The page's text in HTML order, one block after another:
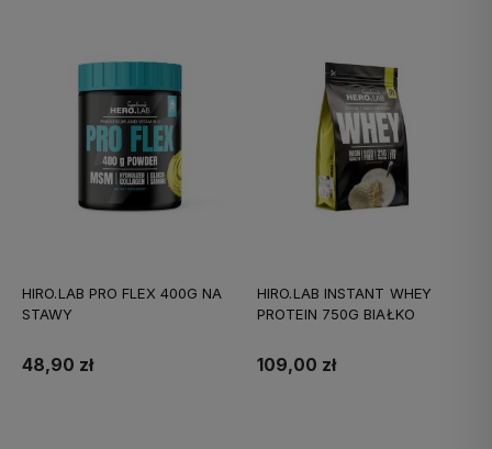
HIRO.LAB PRO FLEX 400G NA
STAWY
48,90 zł
HIRO.LAB INSTANT WHEY
PROTEIN 750G BIAŁKO
109,00 zł